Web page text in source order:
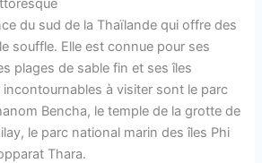
du sud de la Thaïlande qui offre des
souffle. Elle est connue pour ses
plages de sable fin et ses îles
à visiter sont le parc
Bencha, le temple de la grotte de
le parc national marin des îles Phi
Thara.